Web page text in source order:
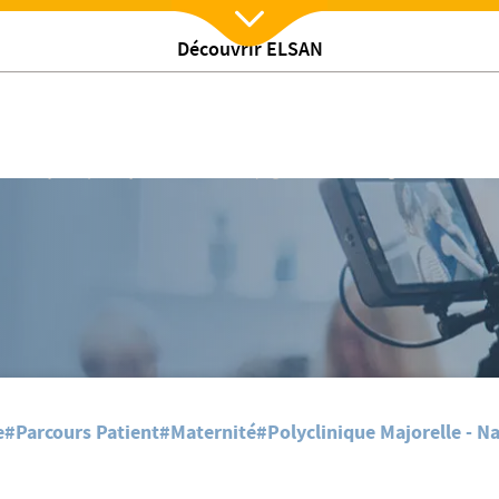
Découvrir ELSAN
et dans vos premiers pas comme parents
Nx:Afficher menu
La Polyclinique Majorelle vous accompagne durant votre grossesse et
#Parcours Patient#Maternité#Polyclinique Majorelle -